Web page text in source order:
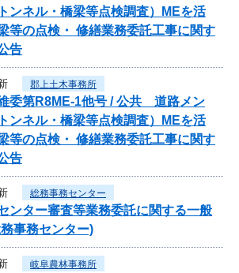
ンネル・橋梁等点検調査）MEを活
等の点検・ 修繕業務委託工事に関す
告
郡上土木事務所
委第R8ME-1他号 / 公共 道路メン
ンネル・橋梁等点検調査）MEを活
等の点検・ 修繕業務委託工事に関す
告
総務事務センター
ンター審査等業務委託に関する一般
事務センター)
岐阜農林事務所